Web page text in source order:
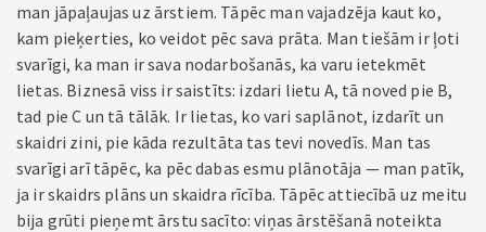
man jāpaļaujas uz ārstiem. Tāpēc man vajadzēja kaut ko,
kam pieķerties, ko veidot pēc sava prāta. Man tiešām ir ļoti
svarīgi, ka man ir sava nodarbošanās, ka varu ietekmēt
lietas. Biznesā viss ir saistīts: izdari lietu A, tā noved pie B,
tad pie C un tā tālāk. Ir lietas, ko vari saplānot, izdarīt un
skaidri zini, pie kāda rezultāta tas tevi novedīs. Man tas
svarīgi arī tāpēc, ka pēc dabas esmu plānotāja — man patīk,
ja ir skaidrs plāns un skaidra rīcība. Tāpēc attiecībā uz meitu
bija grūti pieņemt ārstu sacīto: viņas ārstēšanā noteikta